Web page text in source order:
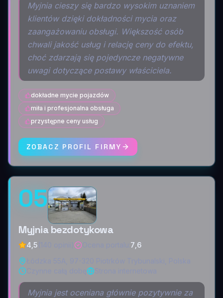
Myjnia cieszy się bardzo wysokim uznaniem
klientów dzięki dokładności mycia oraz
zaangażowaniu obsługi. Większość osób
chwali jakość usług i relację ceny do efektu,
choć zdarzają się pojedyncze negatywne
uwagi dotyczące postawy właściciela.
dokładne mycie pojazdów
miła i profesjonalna obsługa
przystępne ceny usług
ZOBACZ PROFIL FIRMY
05
Myjnia bezdotykowa
4,5
7,6
Myjnia jest oceniana głównie pozytywnie za